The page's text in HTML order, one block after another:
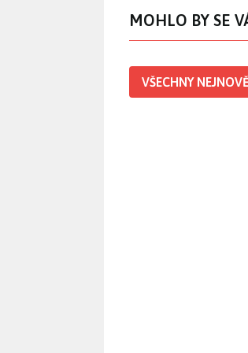
MOHLO BY SE
VŠECHNY